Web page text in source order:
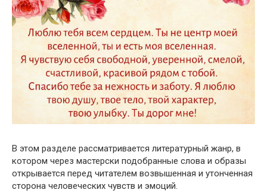
В этом разделе рассматривается литературный жанр, в
котором через мастерски подобранные слова и образы
открывается перед читателем возвышенная и утонченная
сторона человеческих чувств и эмоций.